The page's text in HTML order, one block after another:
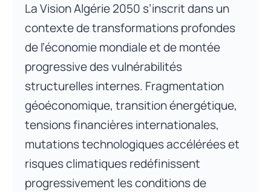
La Vision Algérie 2050 s’inscrit dans un
contexte de transformations profondes
de l’économie mondiale et de montée
progressive des vulnérabilités
structurelles internes. Fragmentation
géoéconomique, transition énergétique,
tensions financières internationales,
mutations technologiques accélérées et
risques climatiques redéfinissent
progressivement les conditions de